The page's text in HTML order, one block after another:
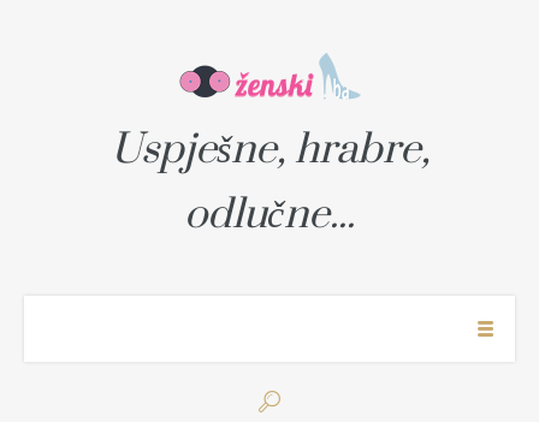
Uspješne, hrabre,
odlučne...